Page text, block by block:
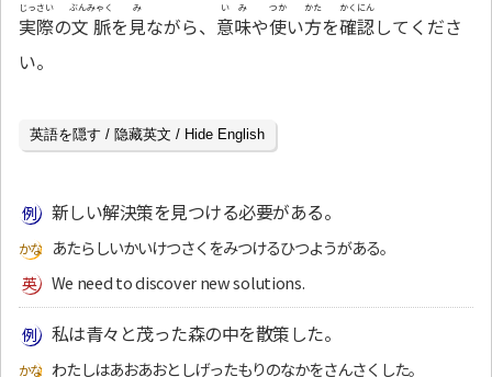
実際
じっさい
の文脈
ぶんみゃく
を見
み
ながら、 意味
いみ
や使
つか
い方
かた
を確認
かくにん
してくださ
い。
英語を隠す / 隐藏英文 / Hide English
新しい解決策を見つける必要がある。
あたらしいかいけつさくをみつけるひつようがある。
We need to discover new solutions.
私は青々と茂った森の中を散策した。
わたしはあおあおとしげったもりのなかをさんさくした。